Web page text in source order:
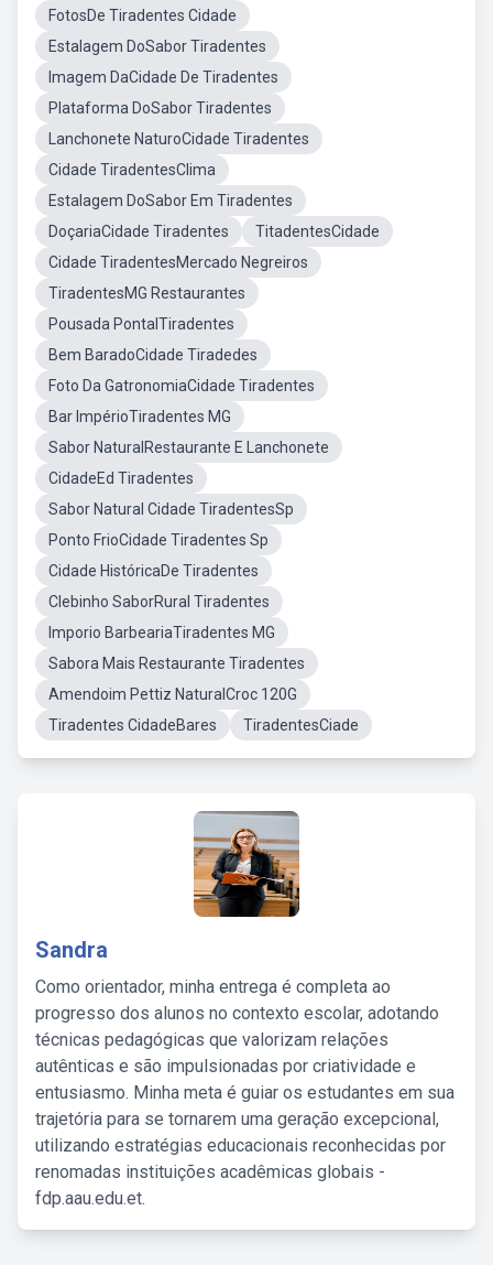
FotosDe Tiradentes Cidade
Estalagem DoSabor Tiradentes
Imagem DaCidade De Tiradentes
Plataforma DoSabor Tiradentes
Lanchonete NaturoCidade Tiradentes
Cidade TiradentesClima
Estalagem DoSabor Em Tiradentes
DoçariaCidade Tiradentes
TitadentesCidade
Cidade TiradentesMercado Negreiros
TiradentesMG Restaurantes
Pousada PontalTiradentes
Bem BaradoCidade Tiradedes
Foto Da GatronomiaCidade Tiradentes
Bar ImpérioTiradentes MG
Sabor NaturalRestaurante E Lanchonete
CidadeEd Tiradentes
Sabor Natural Cidade TiradentesSp
Ponto FrioCidade Tiradentes Sp
Cidade HistóricaDe Tiradentes
Clebinho SaborRural Tiradentes
Imporio BarbeariaTiradentes MG
Sabora Mais Restaurante Tiradentes
Amendoim Pettiz NaturalCroc 120G
Tiradentes CidadeBares
TiradentesCiade
Sandra
Como orientador, minha entrega é completa ao
progresso dos alunos no contexto escolar, adotando
técnicas pedagógicas que valorizam relações
autênticas e são impulsionadas por criatividade e
entusiasmo. Minha meta é guiar os estudantes em sua
trajetória para se tornarem uma geração excepcional,
utilizando estratégias educacionais reconhecidas por
renomadas instituições acadêmicas globais -
fdp.aau.edu.et.